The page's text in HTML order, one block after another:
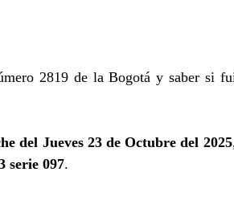
2819 de la Bogotá y saber si
del Jueves 23 de Octubre del 2025
serie 097.